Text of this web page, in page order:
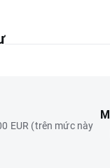
EUR (trên mức này